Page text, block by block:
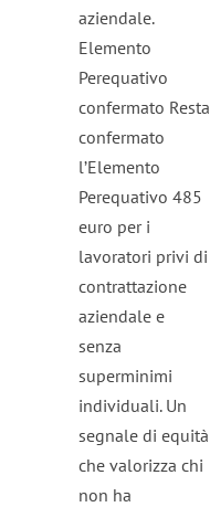
aziendale.
Elemento
Perequativo
confermato Resta
confermato
l’Elemento
Perequativo 485
euro per i
lavoratori privi di
contrattazione
aziendale e
senza
superminimi
individuali. Un
segnale di equità
che valorizza chi
non ha